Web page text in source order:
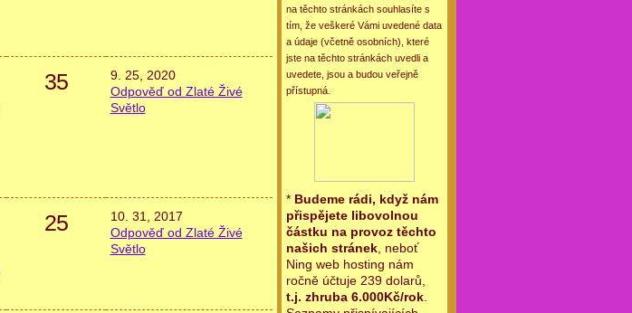
35
9. 25, 2020
Odpověď od Zlaté Živé
Světlo
25
10. 31, 2017
Odpověď od Zlaté Živé
Světlo
na těchto stránkách souhlasíte s
tím, že veškeré Vámi uvedené data
a údaje (včetně osobních), které
jste na těchto stránkách uvedli a
uvedete, jsou a budou veřejně
přístupná.
* Budeme rádi, když nám
přispějete libovolnou
částku na provoz těchto
našich stránek, neboť
Ning web hosting nám
ročně účtuje 239 dolarů,
t.j. zhruba 6.000Kč/rok.